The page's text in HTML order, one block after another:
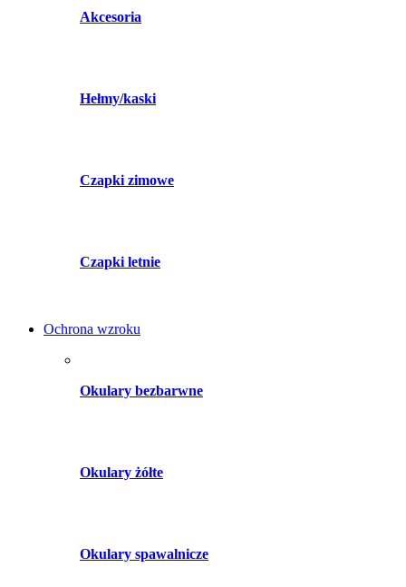
Akcesoria
Hełmy/kaski
Czapki zimowe
Czapki letnie
Ochrona wzroku
Okulary bezbarwne
Okulary żółte
Okulary spawalnicze